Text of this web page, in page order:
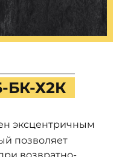
БК-Х2К
эксцентричным
позволяет